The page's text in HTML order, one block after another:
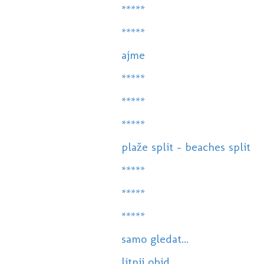
*****
*****
ajme
*****
*****
*****
plaže split - beaches split
*****
*****
*****
samo gledat...